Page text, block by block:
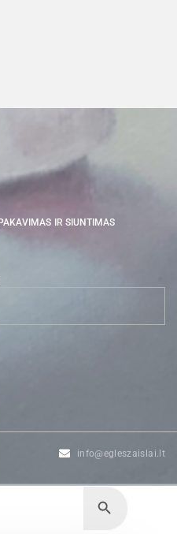
IR SIUNTIMAS
info@egleszaislai.lt